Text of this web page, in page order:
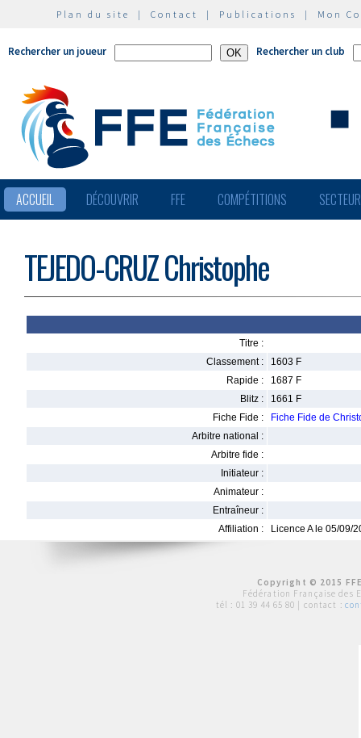
Plan du site | Contact | Publications | Mon
Rechercher un joueur Rechercher un club
ACCUEIL DÉCOUVRIR FFE COMPÉTITIONS
TEJEDO-CRUZ Christophe
Titre :
Classement :
1603 F
Rapide :
1687 F
Blitz :
1661 F
Fiche Fide :
Fiche Fide de
Arbitre national :
Arbitre fide :
Initiateur :
Animateur :
Entraîneur :
Affiliation :
Licence A le 05/09/
Copyright © 2015
Fédération Française des
tél : 01 39 44 65 80 | contact :